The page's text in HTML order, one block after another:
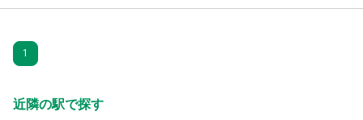
1
近隣の駅で探す